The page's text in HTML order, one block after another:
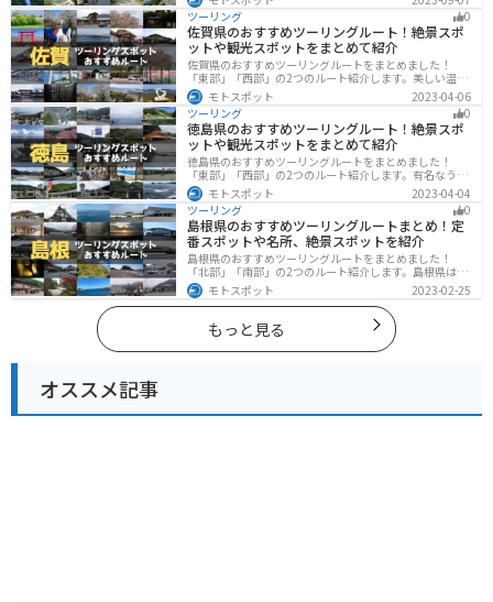
山々や湖、温泉地が点在し、四季折々の景色を楽しめる
スポットが多数あります。バイクで北陸甲信越にツーリ
ングに行く際は参考にしてください。
ツーリング
0
佐賀県のおすすめツーリングルート！絶景スポ
ットや観光スポットをまとめて紹介
佐賀県のおすすめツーリングルートをまとめました！
「東部」「西部」の2つのルート紹介します。美しい温泉
地や古墳群、歴史ある城や神社仏閣など、バイクツーリ
ングに適したスポットが多数存在し、様々な楽しみ方が
できます。バイクで佐賀県にツーリングに行く際は参考
にしてください。
モトスポット
2023-04-06
ツーリング
0
徳島県のおすすめツーリングルート！絶景スポ
ットや観光スポットをまとめて紹介
徳島県のおすすめツーリングルートをまとめました！
「東部」「西部」の2つのルート紹介します。有名なうず
しおや山を中心とした自然豊かなスポットが多数ありま
す。バイクで徳島県にツーリングに行く際は参考にして
ください。
モトスポット
2023-04-04
ツーリング
0
島根県のおすすめツーリングルートまとめ！定
番スポットや名所、絶景スポットを紹介
島根県のおすすめツーリングルートをまとめました！
「北部」「南部」の2つのルート紹介します。島根県は、
海と山が近く、1日で全然違う景色を堪能することができ
ます。バイクで島根県にツーリングに行く際は参考にし
てください。
モトスポット 2023-02-25
もっと見る
オススメ記事